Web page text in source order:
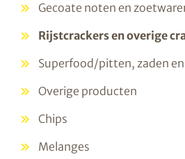
Gecoate noten en
Rijstcrackers en overige
Superfood/pitten, zaden
Overige producten
Chips
Melanges